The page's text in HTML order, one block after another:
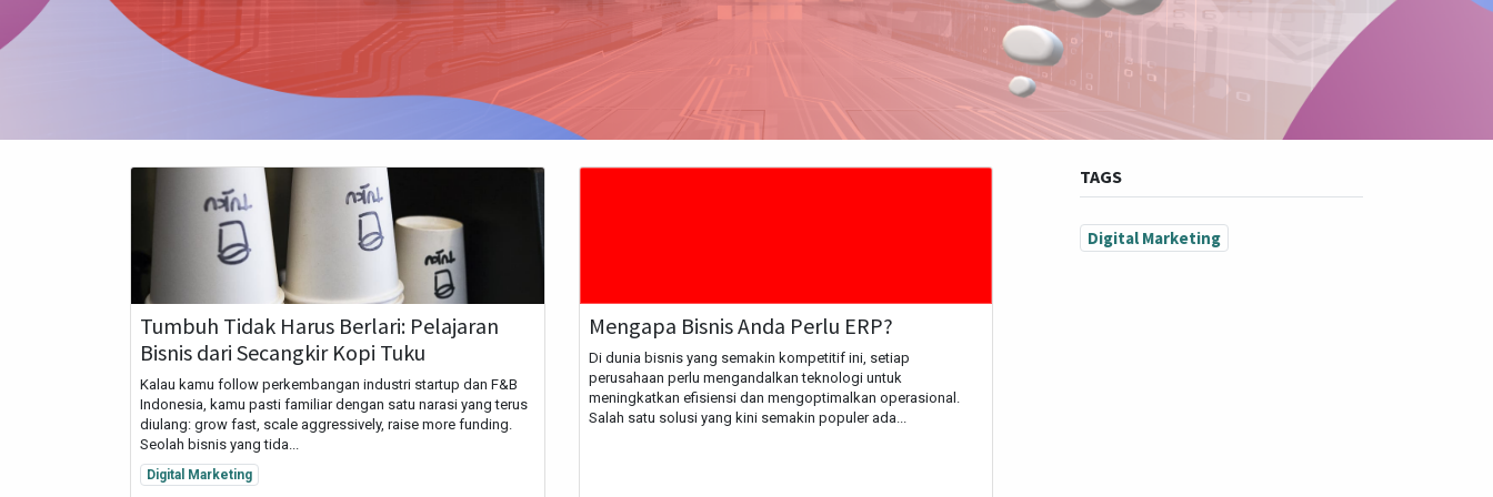
Tumbuh Tidak Harus Berlari: Pelajaran
Bisnis dari Secangkir Kopi Tuku
Kalau kamu follow perkembangan industri startup dan F&B
Indonesia, kamu pasti familiar dengan satu narasi yang terus
diulang: grow fast, scale aggressively, raise more funding.
Seolah bisnis yang tida...
Digital Marketing
Mengapa Bisnis Anda Perlu ERP?
Di dunia bisnis yang semakin kompetitif ini, setiap
perusahaan perlu mengandalkan teknologi untuk
meningkatkan efisiensi dan mengoptimalkan operasional.
Salah satu solusi yang kini semakin populer ada...
TAGS
Digital Marketing